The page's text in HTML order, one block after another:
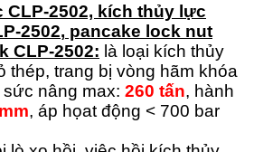
2502, kích thủy lực
2502, pancake lock nut
CLP-2502: là loại kích thủy
thép, trang bị vòng hãm khóa
nâng max: 260 tấn, hành
, áp họat động < 700 bar